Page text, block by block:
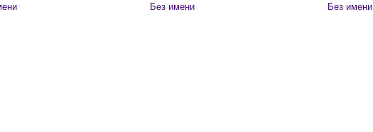
Без имени Без имени